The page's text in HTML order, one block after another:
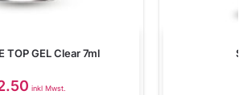
TOP GEL Clear 7ml
inkl Mwst.